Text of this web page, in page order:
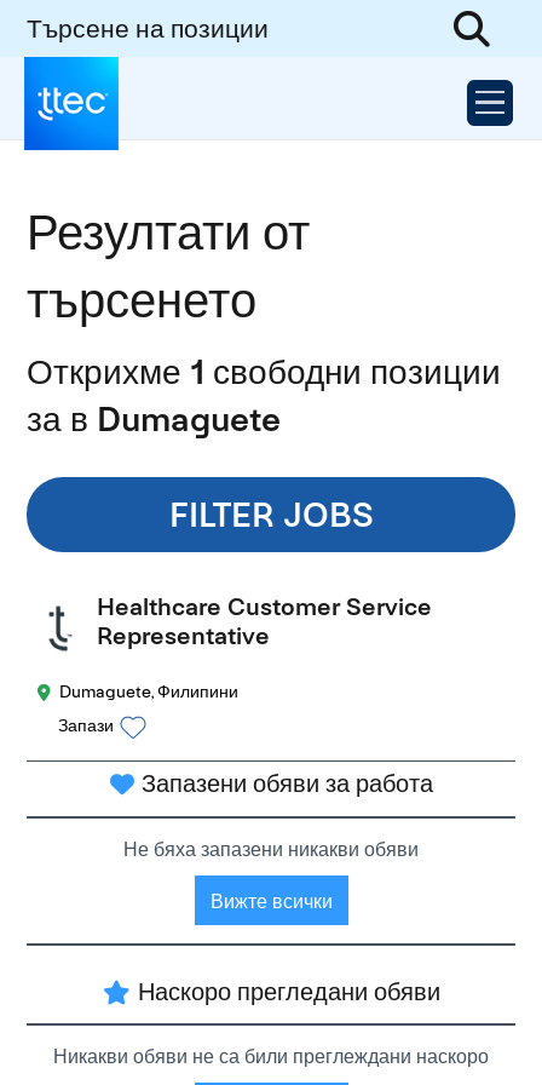
Търсене на позиции
Резултати от
търсенето
Открихме 1 свободни позиции
за в Dumaguete
FILTER JOBS
Healthcare Customer Service
Representative
Dumaguete, Филипини
Запази
Запазени обяви за работа
Не бяха запазени никакви обяви
Вижте всички
Наскоро прегледани обяви
Никакви обяви не са били преглеждани наскоро